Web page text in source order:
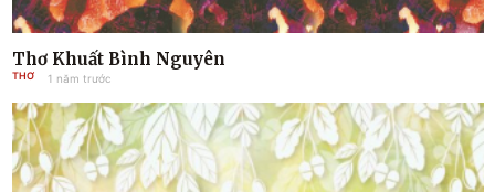
Thơ Khuất Bình Nguyên
THƠ 1 năm trước